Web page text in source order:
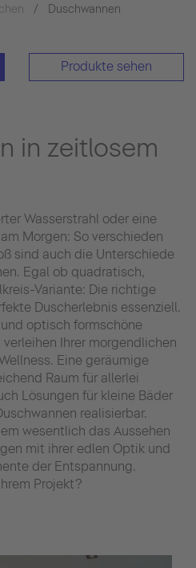
Duschwannen
Produkte sehen
in zeitlosem
Wasserstrahl oder eine
Morgen: So verschieden
sind auch die Unterschiede
Egal ob quadratisch,
Variante: Die richtige
Duscherlebnis essenziell.
optisch formschöne
Ihrer morgendlichen
Eine geräumige
Raum für allerlei
Lösungen für kleine Bäder
realisierbar.
wesentlich das Aussehen
mit ihrer edlen Optik und
der Entspannung.
Projekt?